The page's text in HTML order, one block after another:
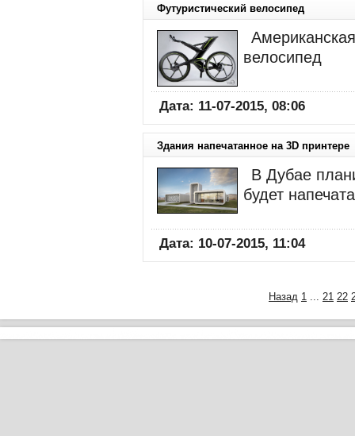
Футуристический велосипед
велосипед
Дата: 11-07-2015, 08:06
Здания напечатанное на 3D принтере
В Дубае
будет
Дата: 10-07-2015, 11:04
Назад 1 ... 21 22